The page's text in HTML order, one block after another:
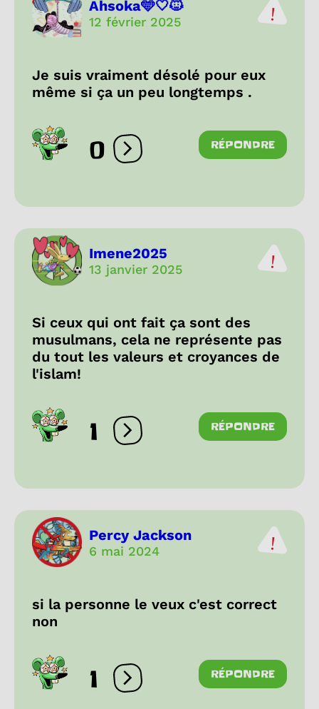
Ahsoka🩵🤍🐱
12 février 2025
Je suis vraiment désolé pour eux
même si ça un peu longtemps .
0 Ouvrir les réactions
RÉPONDRE
Imene2025
13 janvier 2025
Si ceux qui ont fait ça sont des
musulmans, cela ne représente pas
du tout les valeurs et croyances de
l'islam!
1 Ouvrir les réactions
RÉPONDRE
Percy Jackson
6 mai 2024
si la personne le veux c'est correct
non
1 Ouvrir les réactions
RÉPONDRE